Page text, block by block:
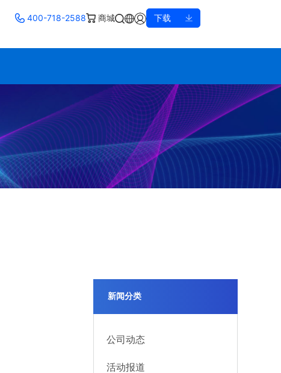
400-718-2588 商城 下载
新闻分类
公司动态
活动报道